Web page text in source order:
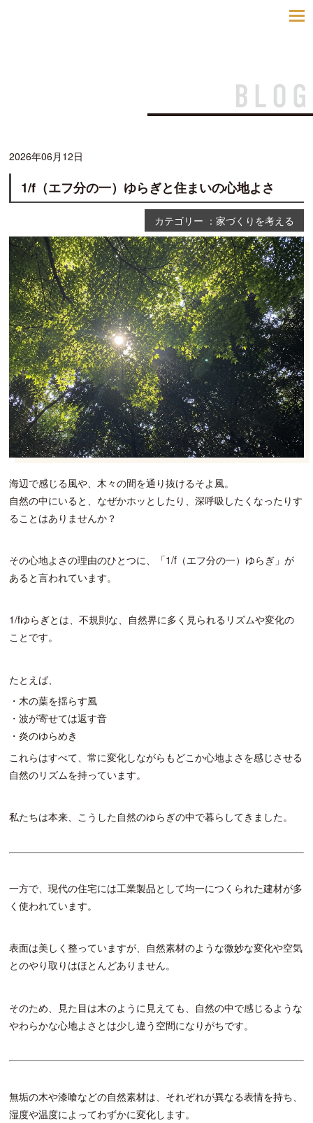
toggle
navigation
2026年06月12日
1/f（エフ分の一）ゆらぎと住まいの心地よさ
カテゴリー ：家づくりを考える
海辺で感じる風や、木々の間を通り抜けるそよ風。
自然の中にいると、なぜかホッとしたり、深呼吸したくなったりす
ることはありませんか？
その心地よさの理由のひとつに、「1/f（エフ分の一）ゆらぎ」が
あると言われています。
1/fゆらぎとは、不規則な、自然界に多く見られるリズムや変化の
ことです。
たとえば、
・木の葉を揺らす風
・波が寄せては返す音
・炎のゆらめき
これらはすべて、常に変化しながらもどこか心地よさを感じさせる
自然のリズムを持っています。
私たちは本来、こうした自然のゆらぎの中で暮らしてきました。
一方で、現代の住宅には工業製品として均一につくられた建材が多
く使われています。
表面は美しく整っていますが、自然素材のような微妙な変化や空気
とのやり取りはほとんどありません。
そのため、見た目は木のように見えても、自然の中で感じるような
やわらかな心地よさとは少し違う空間になりがちです。
無垢の木や漆喰などの自然素材は、それぞれが異なる表情を持ち、
湿度や温度によってわずかに変化します。